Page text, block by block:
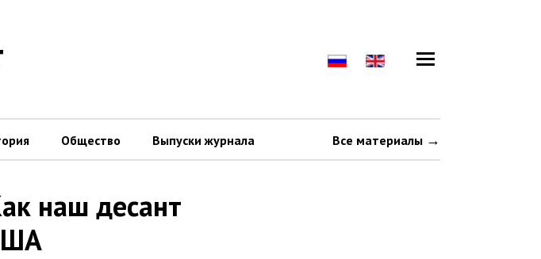
Общество Выпуски журнала Все материалы
наш десант